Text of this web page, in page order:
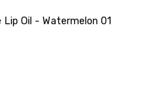
Lip Oil - Watermelon 01